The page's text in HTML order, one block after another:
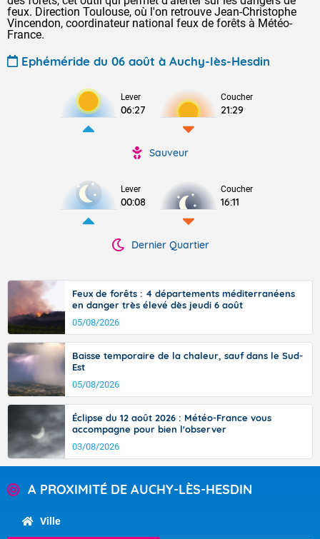
feux. Direction Toulouse, où l'on retrouve Jean-Christophe
Vincendon, coordinateur national feux de forêts à Météo-
France.
Ephéméride du 06 août à Auchy-lès-Hesdin
Lever
06:27
Coucher
21:29
Sauveur
Lever
00:08
Coucher
16:11
Dernier Quartier
Feux de forêts : 4 départements méditerranéens
en danger très élevé dès jeudi 6 août
05/08/2026
Baisse temporaire de la chaleur, sauf dans le Sud-
Est
05/08/2026
Éclipse du 12 août 2026 : Météo-France vous
accompagne pour bien l'observer
03/08/2026
A PROXIMITÉ DE AUCHY-LÈS-HESDIN
Ville